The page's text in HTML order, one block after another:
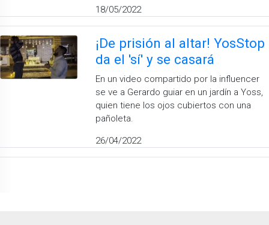
18/05/2022
¡De prisión al altar! YosStop
da el 'sí' y se casará
En un video compartido por la influencer
se ve a Gerardo guiar en un jardín a Yoss,
quien tiene los ojos cubiertos con una
pañoleta.
26/04/2022